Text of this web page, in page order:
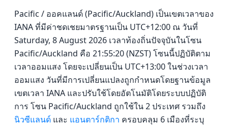
Pacific / ออคแลนด์ (Pacific/Auckland) เป็นเขตเวลาของ
IANA ที่มีค่าชดเชยมาตรฐานเป็น UTC+12:00 ณ วันที่
Saturday, 8 August 2026 เวลาท้องถิ่นปัจจุบันในโซน
Pacific/Auckland คือ 21:55:20 (NZST) โซนนี้ปฏิบัติตาม
เวลาออมแสง โดยจะเปลี่ยนเป็น UTC+13:00 ในช่วงเวลา
ออมแสง วันที่มีการเปลี่ยนแปลงถูกกำหนดโดยฐานข้อมูล
เขตเวลา IANA และปรับใช้โดยอัตโนมัติโดยระบบปฏิบัติ
การ โซน Pacific/Auckland ถูกใช้ใน 2 ประเทศ รวมถึง
นิวซีแลนด์ และ แอนตาร์กติกา ครอบคลุม 6 เมืองที่ระบุ